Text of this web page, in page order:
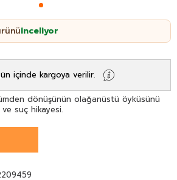
inceliyor
içinde kargoya verilir.
dönüşünün olağanüstü öyküsünü
suç hikayesi.